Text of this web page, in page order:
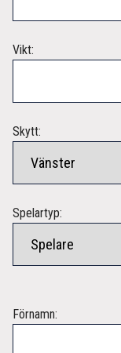
Vikt:
Skytt:
Spelartyp:
Förnamn: